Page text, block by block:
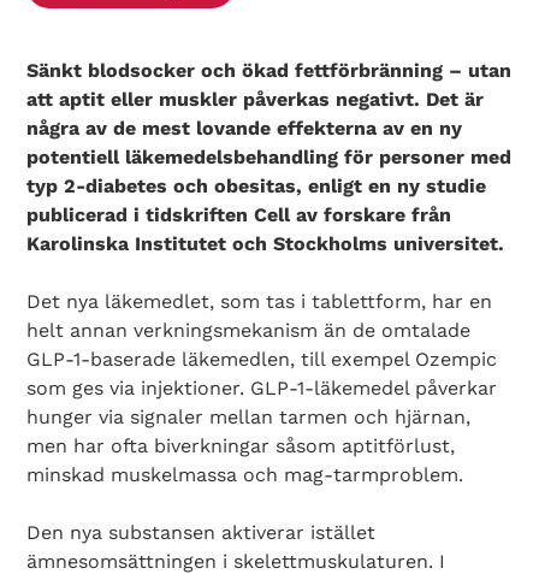
Sänkt blodsocker och ökad fettförbränning – utan
att aptit eller muskler påverkas negativt. Det är
några av de mest lovande effekterna av en ny
potentiell läkemedelsbehandling för personer med
typ 2-diabetes och obesitas, enligt en ny studie
publicerad i tidskriften Cell av forskare från
Karolinska Institutet och Stockholms universitet.
Det nya läkemedlet, som tas i tablettform, har en
helt annan verkningsmekanism än de omtalade
GLP-1-baserade läkemedlen, till exempel Ozempic
som ges via injektioner. GLP-1-läkemedel påverkar
hunger via signaler mellan tarmen och hjärnan,
men har ofta biverkningar såsom aptitförlust,
minskad muskelmassa och mag-tarmproblem.
Den nya substansen aktiverar istället
ämnesomsättningen i skelettmuskulaturen. I